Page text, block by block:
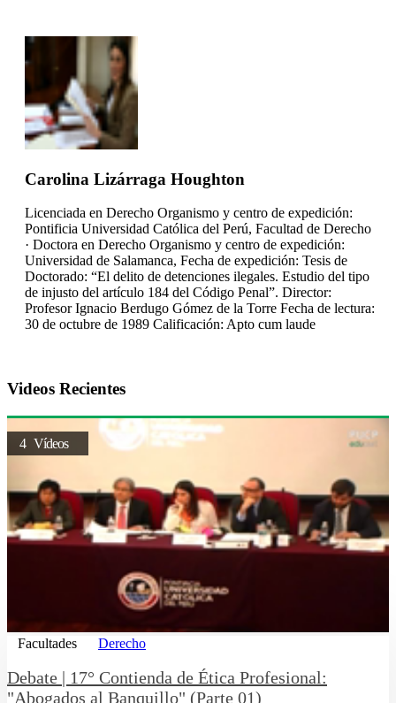
Carolina Lizárraga Houghton
Licenciada en Derecho Organismo y centro de expedición:
Pontificia Universidad Católica del Perú, Facultad de Derecho
· Doctora en Derecho Organismo y centro de expedición:
Universidad de Salamanca, Fecha de expedición: Tesis de
Doctorado: “El delito de detenciones ilegales. Estudio del tipo
de injusto del artículo 184 del Código Penal”. Director:
Profesor Ignacio Berdugo Gómez de la Torre Fecha de lectura:
30 de octubre de 1989 Calificación: Apto cum laude
Videos Recientes
4 Vídeos
Facultades Derecho
Debate | 17° Contienda de Ética Profesional:
"Abogados al Banquillo" (Parte 01)